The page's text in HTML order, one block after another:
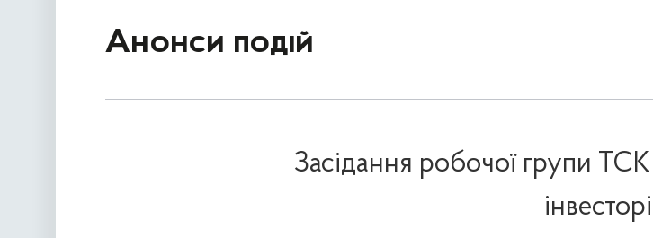
Анонси подій
Засідання робочої групи